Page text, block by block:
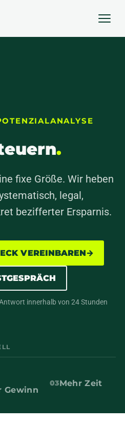
.
fixe Größe. Wir heben
legal,
bezifferter Ersparnis.
VEREINBAREN→
innerhalb von 24 Stunden
Gewinn
03Mehr Zeit